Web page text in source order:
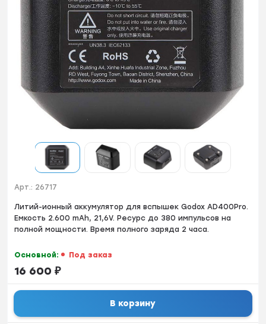
Арт.: 26717
Литий-ионный аккумулятор для вспышек Godox AD400Pro.
Емкость 2.600 mAh, 21,6V. Ресурс до 380 импульсов на
полной мощности. Время полного заряда 2 часа.
Основной: Под заказ
16 600 ₽
В корзину